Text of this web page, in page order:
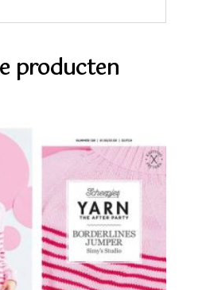
producten